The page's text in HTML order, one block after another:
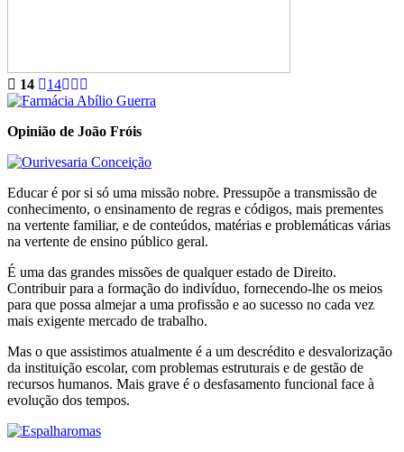
14 14
Opinião de João Fróis
Educar é por si só uma missão nobre. Pressupõe a transmissão de
conhecimento, o ensinamento de regras e códigos, mais prementes
na vertente familiar, e de conteúdos, matérias e problemáticas várias
na vertente de ensino público geral.
É uma das grandes missões de qualquer estado de Direito.
Contribuir para a formação do indivíduo, fornecendo-lhe os meios
para que possa almejar a uma profissão e ao sucesso no cada vez
mais exigente mercado de trabalho.
Mas o que assistimos atualmente é a um descrédito e desvalorização
da instituição escolar, com problemas estruturais e de gestão de
recursos humanos. Mais grave é o desfasamento funcional face à
evolução dos tempos.